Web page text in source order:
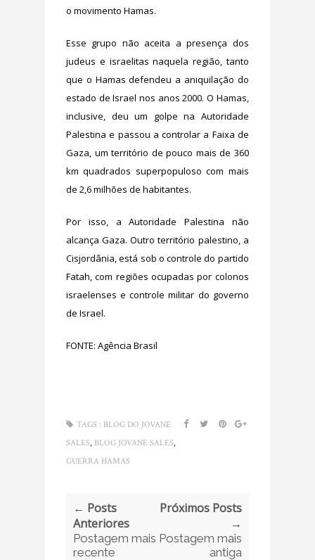
o movimento Hamas.
Esse grupo não aceita a presença dos
judeus e israelitas naquela região, tanto
que o Hamas defendeu a aniquilação do
estado de Israel nos anos 2000. O Hamas,
inclusive, deu um golpe na Autoridade
Palestina e passou a controlar a Faixa de
Gaza, um território de pouco mais de 360
km quadrados superpopuloso com mais
de 2,6 milhões de habitantes.
Por isso, a Autoridade Palestina não
alcança Gaza. Outro território palestino, a
Cisjordânia, está sob o controle do partido
Fatah, com regiões ocupadas por colonos
israelenses e controle militar do governo
de Israel.
FONTE: Agência Brasil
TAGS : BLOG DO JOVANE
SALES, BLOG JOVANE SALES,
GUERRA HAMAS
← Posts
Anteriores
Postagem mais
recente
Próximos Posts
→
Postagem mais
antiga